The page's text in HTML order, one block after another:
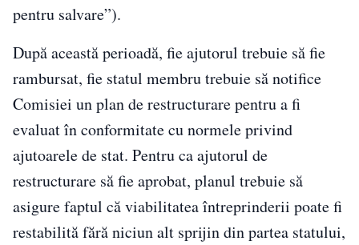
pentru salvare”).
După această perioadă, fie ajutorul trebuie să fie
rambursat, fie statul membru trebuie să notifice
Comisiei un plan de restructurare pentru a fi
evaluat în conformitate cu normele privind
ajutoarele de stat. Pentru ca ajutorul de
restructurare să fie aprobat, planul trebuie să
asigure faptul că viabilitatea întreprinderii poate fi
restabilită fără niciun alt sprijin din partea statului,